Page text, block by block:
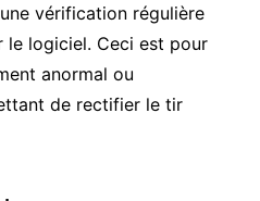
vérification régulière
le logiciel. Ceci est pour
anormal ou
de rectifier le tir